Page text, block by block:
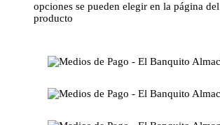
opciones se pueden elegir en la página del
producto